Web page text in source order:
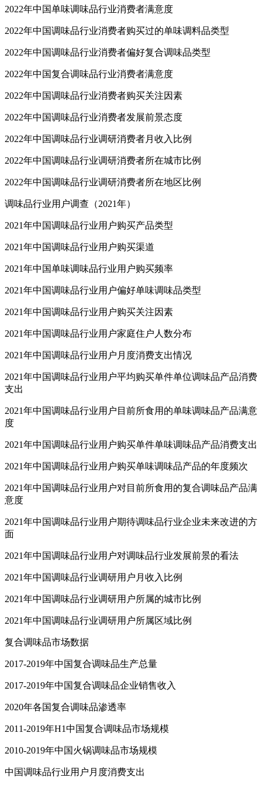
2022年中国单味调味品行业消费者满意度
2022年中国调味品行业消费者购买过的单味调料品类型
2022年中国调味品行业消费者偏好复合调味品类型
2022年中国复合调味品行业消费者满意度
2022年中国调味品行业消费者购买关注因素
2022年中国调味品行业消费者发展前景态度
2022年中国调味品行业调研消费者月收入比例
2022年中国调味品行业调研消费者所在城市比例
2022年中国调味品行业调研消费者所在地区比例
调味品行业用户调查（2021年）
2021年中国调味品行业用户购买产品类型
2021年中国调味品行业用户购买渠道
2021年中国单味调味品行业用户购买频率
2021年中国调味品行业用户偏好单味调味品类型
2021年中国调味品行业用户购买关注因素
2021年中国调味品行业用户家庭住户人数分布
2021年中国调味品行业用户月度消费支出情况
2021年中国调味品行业用户平均购买单件单位调味品产品消费
支出
2021年中国调味品行业用户目前所食用的单味调味品产品满意
度
2021年中国调味品行业用户购买单件单味调味品产品消费支出
2021年中国调味品行业用户购买单味调味品产品的年度频次
2021年中国调味品行业用户对目前所食用的复合调味品产品满
意度
2021年中国调味品行业用户期待调味品行业企业未来改进的方
面
2021年中国调味品行业用户对调味品行业发展前景的看法
2021年中国调味品行业调研用户月收入比例
2021年中国调味品行业调研用户所属的城市比例
2021年中国调味品行业调研用户所属区域比例
复合调味品市场数据
2017-2019年中国复合调味品生产总量
2017-2019年中国复合调味品企业销售收入
2020年各国复合调味品渗透率
2011-2019年H1中国复合调味品市场规模
2010-2019年中国火锅调味品市场规模
中国调味品行业用户月度消费支出